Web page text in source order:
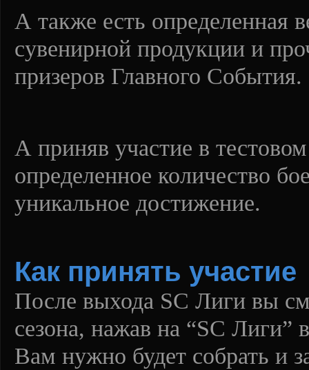
А также есть определенная
сувенирной продукции и
призеров Главного События.
А приняв участие в
определенное количество
уникальное достижение.
Как принять участие
После выхода SC Лиги вы
сезона, нажав на “SC
Вам нужно будет собрать и